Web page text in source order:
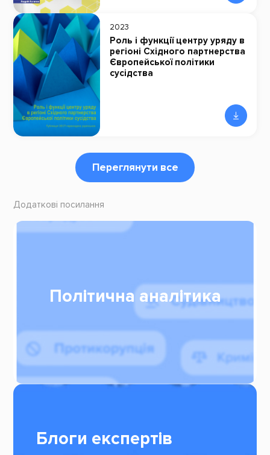
2023
Роль і функції центру уряду в
регіоні Східного партнерства
Європейської політики
сусідства
Переглянути все
Додаткові посилання
Політична аналітика
Блоги експертів